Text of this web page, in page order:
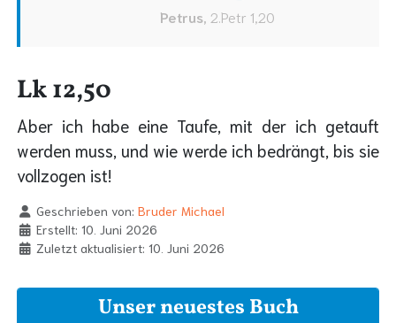
Petrus 2.Petr 1,20
Lk 12,50
Aber ich habe eine Taufe, mit der ich getauft
werden muss, und wie werde ich bedrängt, bis sie
vollzogen ist!
Geschrieben von: Bruder Michael
Erstellt: 10. Juni 2026
Zuletzt aktualisiert: 10. Juni 2026
Unser neuestes Buch